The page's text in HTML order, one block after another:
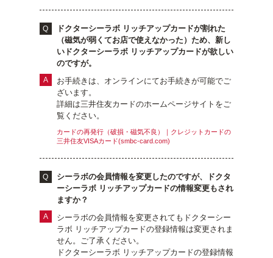
ドクターシーラボ リッチアップカードが割れた
（磁気が弱くてお店で使えなかった）ため、新し
いドクターシーラボ リッチアップカードが欲しい
のですが。
お手続きは、オンラインにてお手続きが可能でご
ざいます。
詳細は三井住友カードのホームページサイトをご
覧ください。
カードの再発行（破損・磁気不良）｜クレジットカードの
三井住友VISAカード(smbc-card.com)
シーラボの会員情報を変更したのですが、ドクタ
ーシーラボ リッチアップカードの情報変更もされ
ますか？
シーラボの会員情報を変更されてもドクターシー
ラボ リッチアップカードの登録情報は変更されま
せん。ご了承ください。
ドクターシーラボ リッチアップカードの登録情報